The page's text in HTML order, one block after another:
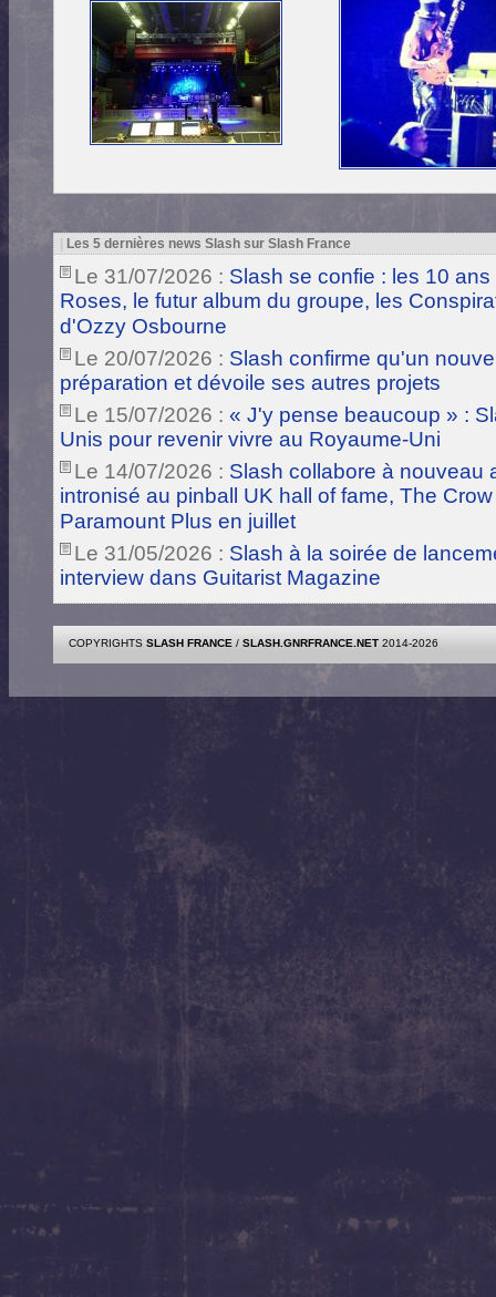
Les 5 dernières news Slash sur Slash France
Le 31/07/2026 : Slash se confie : les 10
Roses, le futur album du groupe, les
d'Ozzy Osbourne
Le 20/07/2026 : Slash confirme qu'un
préparation et dévoile ses autres projets
Le 15/07/2026 : « J'y pense beaucoup » :
Unis pour revenir vivre au Royaume-Uni
Le 14/07/2026 : Slash collabore à nouveau
intronisé au pinball UK hall of fame, The
Paramount Plus en juillet
Le 31/05/2026 : Slash à la soirée de
interview dans Guitarist Magazine
COPYRIGHTS SLASH FRANCE / SLASH.GNRFRANCE.NET 2014-2026